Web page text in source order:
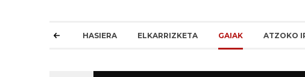
HASIERA ELKARRIZKETA GAIAK ATZOKO